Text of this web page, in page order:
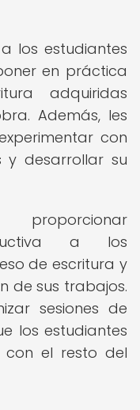
los estudiantes
en práctica
adquiridas
Además, les
con
y desarrollar su
a los
de escritura y
de sus trabajos.
sesiones de
los estudiantes
con el resto del